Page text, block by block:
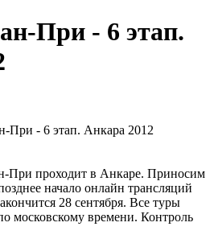
При - 6 этап.
При проходит в Анкаре. Приносим
начало онлайн трансляций
28 сентября. Все туры
московскому времени. Контроль